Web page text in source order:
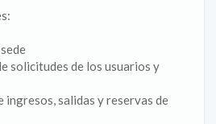
solicitudes de los usuarios y
ingresos, salidas y reservas de